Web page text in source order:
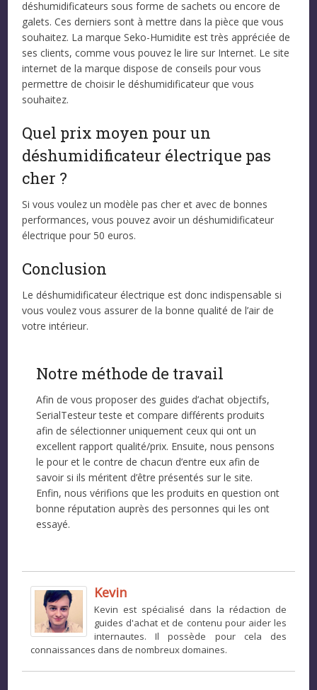
déshumidificateurs sous forme de sachets ou encore de
galets. Ces derniers sont à mettre dans la pièce que vous
souhaitez. La marque Seko-Humidite est très appréciée de
ses clients, comme vous pouvez le lire sur Internet. Le site
internet de la marque dispose de conseils pour vous
permettre de choisir le déshumidificateur que vous
souhaitez.
Quel prix moyen pour un
déshumidificateur électrique pas
cher ?
Si vous voulez un modèle pas cher et avec de bonnes
performances, vous pouvez avoir un déshumidificateur
électrique pour 50 euros.
Conclusion
Le déshumidificateur électrique est donc indispensable si
vous voulez vous assurer de la bonne qualité de l’air de
votre intérieur.
Notre méthode de travail
Afin de vous proposer des guides d’achat objectifs,
SerialTesteur teste et compare différents produits
afin de sélectionner uniquement ceux qui ont un
excellent rapport qualité/prix. Ensuite, nous pensons
le pour et le contre de chacun d’entre eux afin de
savoir si ils méritent d’être présentés sur le site.
Enfin, nous vérifions que les produits en question ont
bonne réputation auprès des personnes qui les ont
essayé.
Kevin
Kevin est spécialisé dans la rédaction de
guides d'achat et de contenu pour aider les
internautes. Il possède pour cela des
connaissances dans de nombreux domaines.